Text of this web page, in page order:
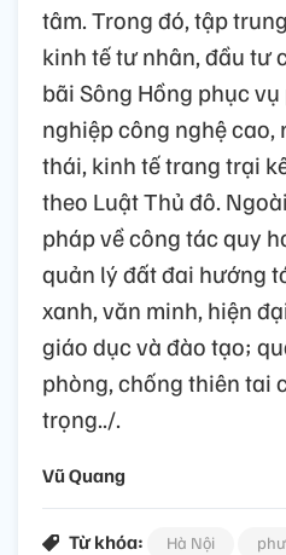
tâm.Trong đó, tập
kinh tế tư nhân, đầu tư
bãi Sông Hồng phục
nghiệp công nghệ cao,
thái, kinh tế trang trại
theo Luật Thủ đô.
pháp về công tác quy
quản lý đất đai hướng
xanh, văn minh, hiện
giáo dục và đào tạo;
phòng, chống thiên tai
trọng../.
Vũ Quang
Từ khóa: Hà Nội